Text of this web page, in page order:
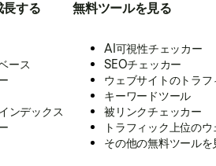
する
ース
ンデックス
無料ツールを見る
AI可視性チェッカー
SEOチェッカー
ウェブサイトのトラ
キーワードツール
被リンクチェッカー
トラフィック上位の
その他の無料ツールを